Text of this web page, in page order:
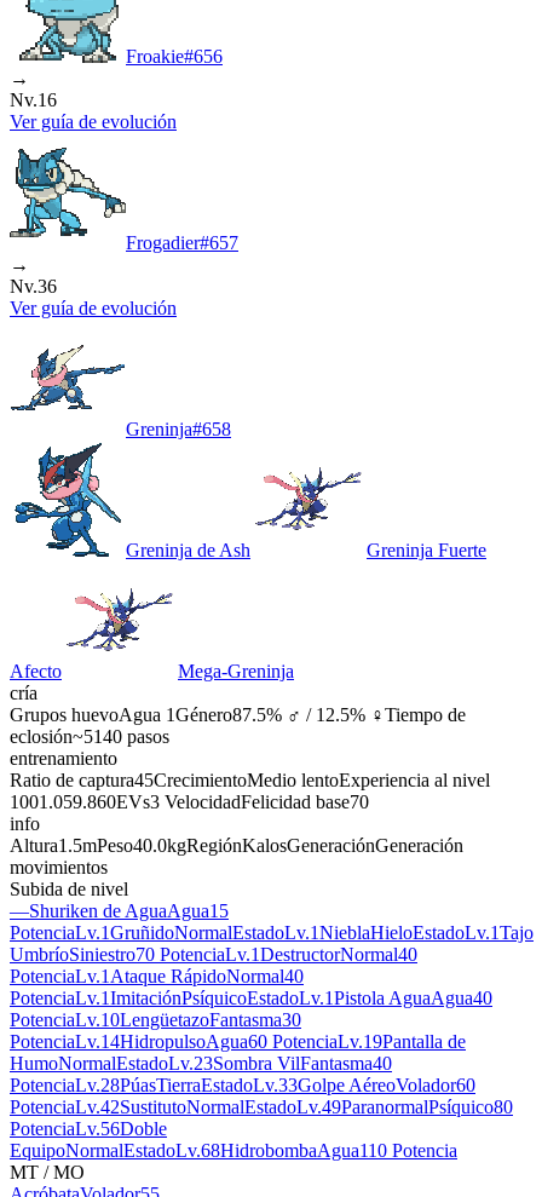
Froakie#656
→
Nv.16
Ver guía de evolución
Frogadier#657
→
Nv.36
Ver guía de evolución
Greninja#658
Greninja de Ash Greninja Fuerte
Afecto
Mega-Greninja
cría
Grupos huevoAgua 1Género87.5% ♂ / 12.5% ♀Tiempo de
eclosión~5140 pasos
entrenamiento
Ratio de captura45CrecimientoMedio lentoExperiencia al nivel
1001.059.860EVs3 VelocidadFelicidad base70
info
Altura1.5mPeso40.0kgRegiónKalosGeneraciónGeneración
movimientos
Subida de nivel
—Shuriken de AguaAgua15
PotenciaLv.1GruñidoNormalEstadoLv.1NieblaHieloEstadoLv.1Tajo
UmbríoSiniestro70 PotenciaLv.1DestructorNormal40
PotenciaLv.1 Ataque RápidoNormal40
PotenciaLv.1ImitaciónPsíquicoEstadoLv.1Pistola AguaAgua40
PotenciaLv.10LengüetazoFantasma30
PotenciaLv.14HidropulsoAgua60 PotenciaLv.19Pantalla de
HumoNormalEstadoLv.23Sombra VilFantasma40
PotenciaLv.28PúasTierraEstadoLv.33Golpe AéreoVolador60
PotenciaLv.42SustitutoNormalEstadoLv.49ParanormalPsíquico80
PotenciaLv.56Doble
EquipoNormalEstadoLv.68HidrobombaAgua110 Potencia
MT / MO